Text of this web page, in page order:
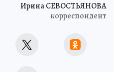
Ирина СЕВОСТЬЯНОВА
корреспондент